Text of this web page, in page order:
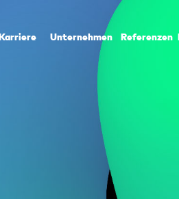
Karriere Unternehmen Referenzen